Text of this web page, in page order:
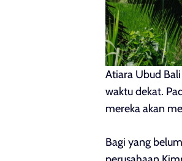
Atiara Ubud
waktu dekat.
mereka akan
Bagi yang